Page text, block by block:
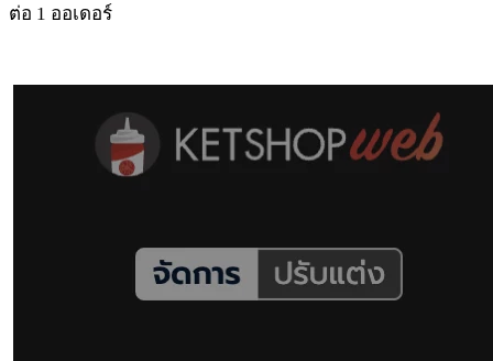
ต่อ 1 ออเดอร์